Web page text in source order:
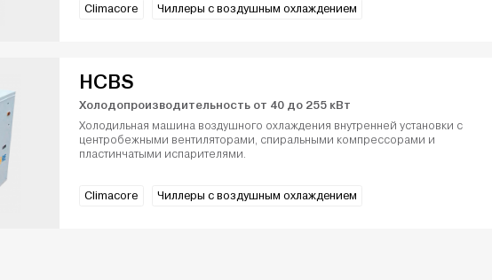
Climacore Чиллеры с воздушным охлаждением
HCBS
Холодопроизводительность от 40 до 255 кВт
Холодильная машина воздушного охлаждения внутренней установки с
центробежными вентиляторами, спиральными компрессорами и
пластинчатыми испарителями.
Climacore Чиллеры с воздушным охлаждением